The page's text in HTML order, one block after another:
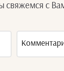
свяжемся с